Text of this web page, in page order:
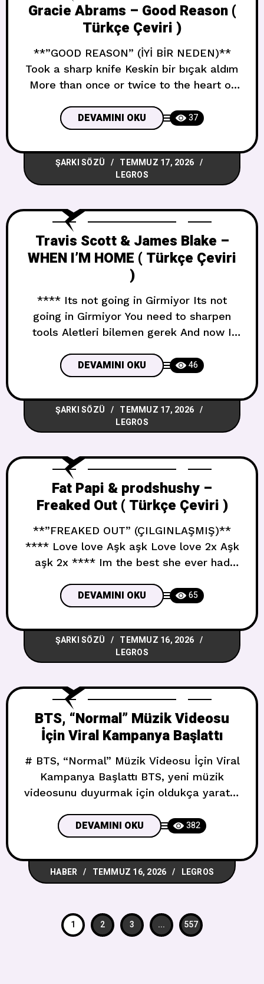
Gracie Abrams – Good Reason (
Türkçe Çeviri )
**”GOOD REASON” (İYİ BİR NEDEN)**
Took a sharp knife Keskin bir bıçak aldım
More than once or twice to the heart of
fazla And you threatened it Ve tehdit
ettin Metaphorically accidentally Mecazi
olarak, kazara You called me your
everything Beni her şeyin diye çağırdın
And the
DEVAMINI OKU 37
ŞARKI SÖZÜ
TEMMUZ 17, 2026
LEGROS
Travis Scott & James Blake –
WHEN I’M HOME ( Türkçe Çeviri
)
**** Its not going in Girmiyor Its not
going in Girmiyor You need to sharpen
tools Aletleri bilemen gerek And now I
sound of a drill Bir matkap sesini The
sound of a drill Bir matkap sesini And
now I cant forget Ve şimdi unutamıyorum
The sound of
DEVAMINI OKU 46
ŞARKI SÖZÜ
TEMMUZ 17, 2026
LEGROS
Fat Papi & prodshushy –
Freaked Out ( Türkçe Çeviri )
**”FREAKED OUT” (ÇILGINLAŞMIŞ)**
**** Love love Aşk aşk Love love 2x Aşk
aşk 2x **** Im the best she ever had
bu kesin She gon make a boom and blam
like a Perc Bum ve blam yapacak bir
Perc gibi I aint f***** with this shawty
DEVAMINI OKU 65
ŞARKI SÖZÜ
TEMMUZ 16, 2026
LEGROS
BTS, “Normal” Müzik Videosu
İçin Viral Kampanya Başlattı
# BTS, “Normal” Müzik Videosu İçin Viral
Kampanya Başlattı BTS, yeni müzik
videosunu duyurmak için oldukça yaratıcı
beklendiği gibi coştu. ## “Normal”
Geliyor Global pop ikonları BTS, beşinci
stüdyo albümleri **ARIRANG**’ın öne
çıkan parçalarından **”Normal”**in
olarak yayımlayacak. Şarkı
DEVAMINI OKU 382
HABER TEMMUZ 16, 2026 LEGROS
1 2 3 ... 557